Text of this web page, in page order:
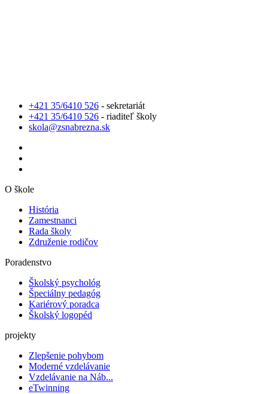
+421 35/6410 526 - sekretariát
+421 35/6410 526 - riaditeľ školy
skola@zsnabrezna.sk
O škole
História
Zamestnanci
Rada školy
Združenie rodičov
Poradenstvo
Školský psychológ
Špeciálny pedagóg
Kariérový poradca
Školský logopéd
projekty
Zlepšenie pohybom
Moderné vzdelávanie
Vzdelávanie na Náb...
eTwinning